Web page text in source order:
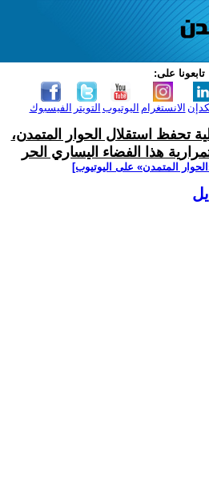
تابعونا على:
الفيسبوك التويتر اليوتيوب الانستغرام
تحفظ استقلال الحوار المتمدن،
هذا الفضاء اليساري الحر
المتمدن» على اليوتيوب]